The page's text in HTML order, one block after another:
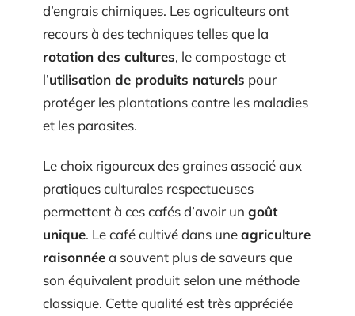
d’engrais chimiques. Les agriculteurs ont
recours à des techniques telles que la
rotation des cultures, le compostage et
l’utilisation de produits naturels pour
protéger les plantations contre les maladies
et les parasites.
Le choix rigoureux des graines associé aux
pratiques culturales respectueuses
permettent à ces cafés d’avoir un goût
unique. Le café cultivé dans uneagriculture
raisonnéea souvent plus de saveurs que
son équivalent produit selon une méthode
classique. Cette qualité est très appréciée